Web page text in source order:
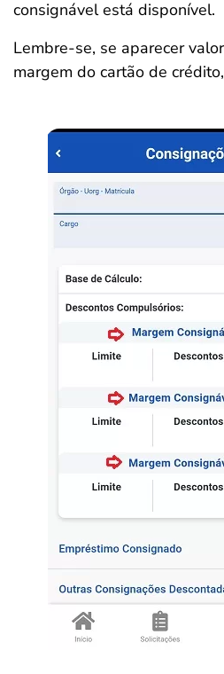
consignável está disponível.
Lembre-se, se aparecer
margem do cartão de